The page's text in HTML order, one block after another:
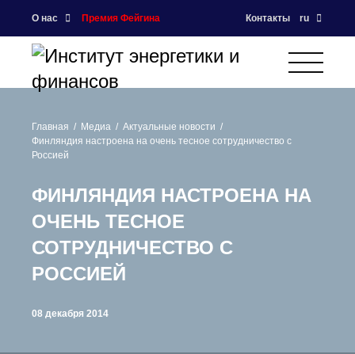
О нас Премия Фейгина Контакты ru
Главная Медиа
Актуальные новости
Финляндия настроена на очень тесное сотрудничество с
Россией
ФИНЛЯНДИЯ НАСТРОЕНА НА
ОЧЕНЬ ТЕСНОЕ
СОТРУДНИЧЕСТВО С
РОССИЕЙ
08 декабря 2014